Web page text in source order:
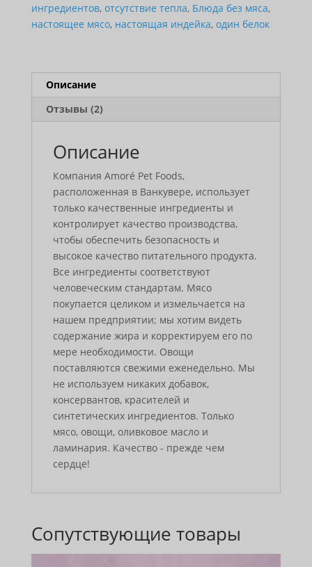
ингредиентов, отсутствие тепла, Блюда без мяса,
настоящее мясо, настоящая индейка, один белок
Описание
Отзывы (2)
Описание
Компания Amoré Pet Foods,
расположенная в Ванкувере, использует
только качественные ингредиенты и
контролирует качество производства,
чтобы обеспечить безопасность и
высокое качество питательного продукта.
Все ингредиенты соответствуют
человеческим стандартам. Мясо
покупается целиком и измельчается на
нашем предприятии; мы хотим видеть
содержание жира и корректируем его по
мере необходимости. Овощи
поставляются свежими еженедельно. Мы
не используем никаких добавок,
консервантов, красителей и
синтетических ингредиентов. Только
мясо, овощи, оливковое масло и
ламинария. Качество - прежде чем
сердце!
Сопутствующие товары